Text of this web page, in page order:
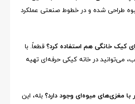
طراحی شده و در خطوط صنعتی عملکرد
کیک خانگی هم استفاده کرد؟ قطعاً. با
می‌توانید در خانه کیکی حرفه‌ای تهیه
با مغزی‌های میوه‌ای وجود دارد؟ بله، این